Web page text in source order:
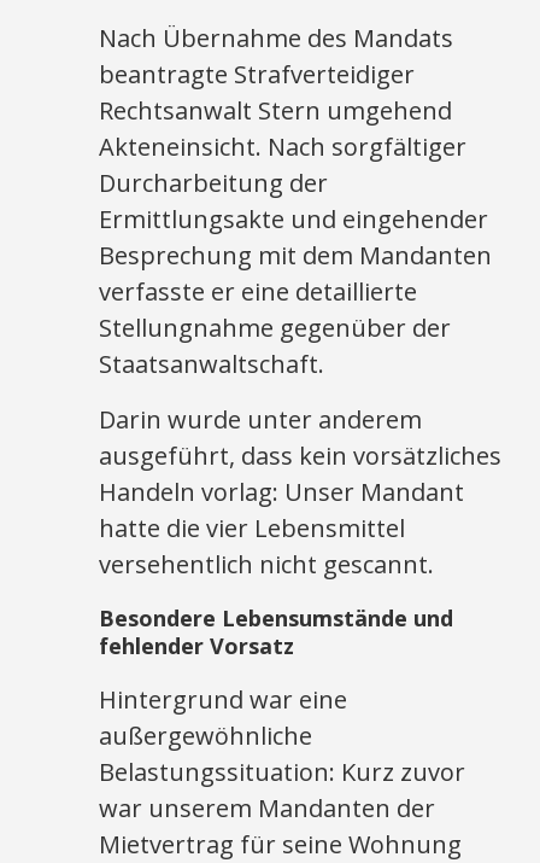
Nach Übernahme des Mandats
beantragte Strafverteidiger
Rechtsanwalt Stern umgehend
Akteneinsicht. Nach sorgfältiger
Durcharbeitung der
Ermittlungsakte und eingehender
Besprechung mit dem Mandanten
verfasste er eine detaillierte
Stellungnahme gegenüber der
Staatsanwaltschaft.
Darin wurde unter anderem
ausgeführt, dass kein vorsätzliches
Handeln vorlag: Unser Mandant
hatte die vier Lebensmittel
versehentlich nicht gescannt.
Besondere Lebensumstände und
fehlender Vorsatz
Hintergrund war eine
außergewöhnliche
Belastungssituation: Kurz zuvor
war unserem Mandanten der
Mietvertrag für seine Wohnung